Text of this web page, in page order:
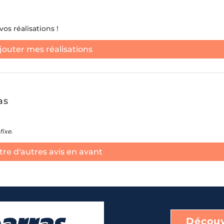
réalisations !
mes réalisations
d'autres avis en avant